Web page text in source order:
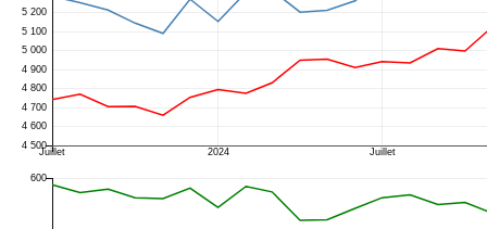
Juillet 2024 Juillet
4 500
4 600
4 700
4 800
4 900
5 000
5 100
5 200
600